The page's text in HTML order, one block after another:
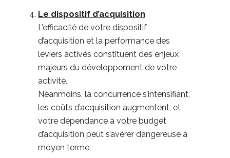
Le dispositif d’acquisition
L’efficacité de votre dispositif
d’acquisition et la performance des
leviers activés constituent des enjeux
majeurs du développement de votre
activité.
Néanmoins, la concurrence s’intensifiant,
les coûts d’acquisition augmentent, et
votre dépendance à votre budget
d’acquisition peut s’avérer dangereuse à
moyen terme.